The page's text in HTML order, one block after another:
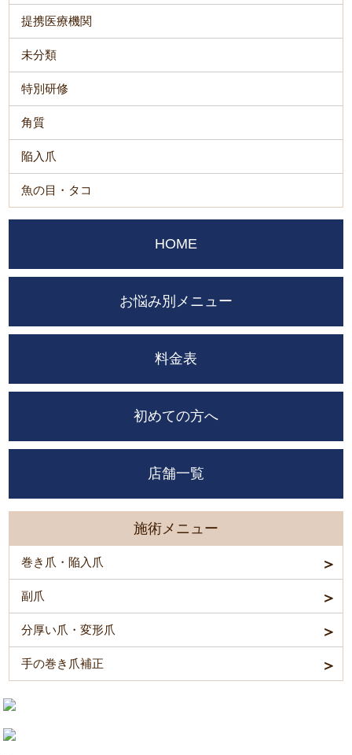
提携医療機関
未分類
特別研修
角質
陥入爪
魚の目・タコ
HOME
お悩み別メニュー
料金表
初めての方へ
店舗一覧
施術メニュー
巻き爪・陥入爪
副爪
分厚い爪・変形爪
手の巻き爪補正